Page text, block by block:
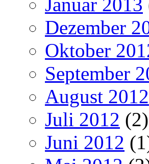
Dezember
Oktober
September
August 2012
Juli 2012 (2)
Juni 2012